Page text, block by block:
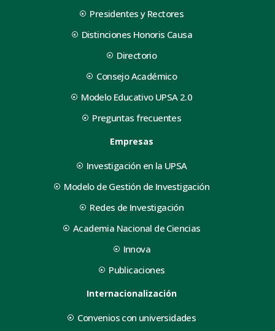
Presidentes y Rectores
Distinciones Honoris Causa
Directorio
Consejo Académico
Modelo Educativo UPSA 2.0
Preguntas frecuentes
Empresas
Investigación en la UPSA
Modelo de Gestión de Investigación
Redes de Investigación
Academia Nacional de Ciencias
Innova
Publicaciones
Internacionalización
Convenios con universidades